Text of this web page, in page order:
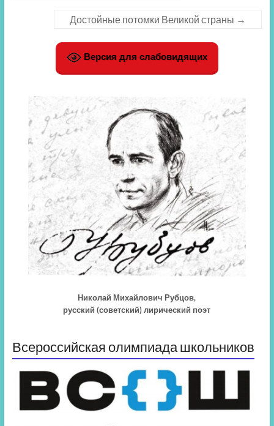
Достойные потомки Великой страны →
Версия для слабовидящих
Николай Михайлович Рубцов,
русский (советский) лирический поэт
Всероссийская олимпиада школьников